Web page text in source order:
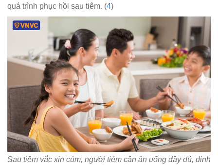
quá trình phục hồi sau tiêm. (4)
Sau tiêm vắc xin cúm, người tiêm cần ăn uống đầy đủ, dinh